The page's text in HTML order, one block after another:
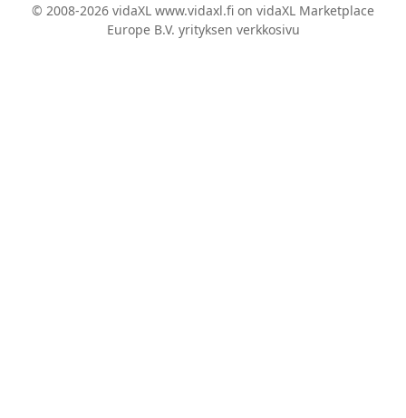
© 2008-2026 vidaXL www.vidaxl.fi on vidaXL Marketplace
Europe B.V. yrityksen verkkosivu